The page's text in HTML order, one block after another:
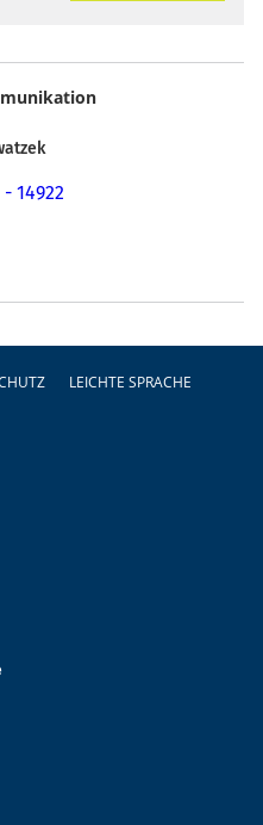
14922
LEICHTE SPRACHE